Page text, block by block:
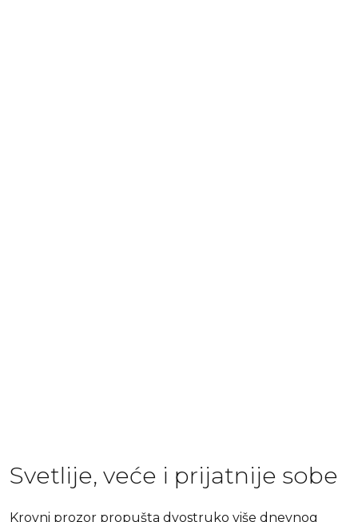
Svetlije, veće i prijatnije sobe
Krovni prozor propušta dvostruko više dnevnog